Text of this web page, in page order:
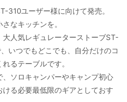
310ユーザー様に向けて発売。
なキッチンを。
大人気レギュレーターストーブST-
いつでもどこでも、自分だけのコ
るテーブルです。
ソロキャンパーやキャンプ初心
る必要最低限のギアとしておす